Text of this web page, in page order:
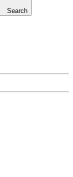
Search